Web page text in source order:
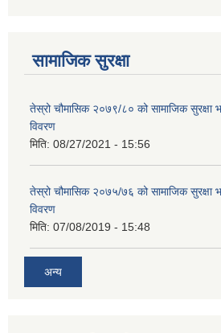
सामाजिक सुरक्षा
तेस्रो चौमासिक २०७९/८० को सामाजिक सुरक्षा
विवरण
मिति: 08/27/2021 - 15:56
तेस्रो चौमासिक २०७५/७६ को सामाजिक सुरक्षा
विवरण
मिति: 07/08/2019 - 15:48
अन्य